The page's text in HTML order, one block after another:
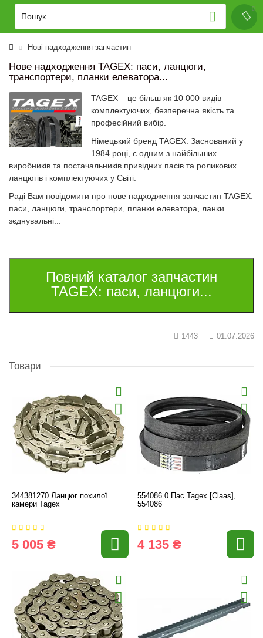
Нові надходження запчастин
Нове надходження TAGEX: паси, ланцюги,
транспортери, планки елеватора...
TAGEX – це більш як 10 000 видів
комплектуючих, безперечна якість та
професійний вибір.
Німецький бренд TAGEX. Заснований у
1984 році, є одним з найбільших
виробників та постачальників привідних пасів та роликових
ланцюгів і комплектуючих у Світі.
Раді Вам повідомити про нове надходження запчастин TAGEX:
паси, ланцюги, транспортери, планки елеватора, ланки
зєднувальні...
Повний каталог запчастин
TAGEX: паси, ланцюги...
1443 01.07.2026
Товари
344381270 Ланцюг похилої
камери Tagex
5 005 ₴
554086.0 Пас Tagex [Claas],
554086
4 135 ₴